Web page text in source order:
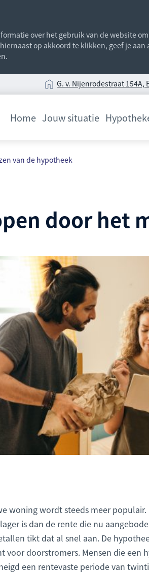
over het gebruik van de website
op akkoord te klikken, geef je
G. v. Nijenrodestraat 154A,
Home Jouw situatie
van de hypotheek
door het
woning wordt steeds meer
is dan de rente die nu
tikt dat al snel aan. De
voor doorstromers. Mensen die een
een rentevaste periode van